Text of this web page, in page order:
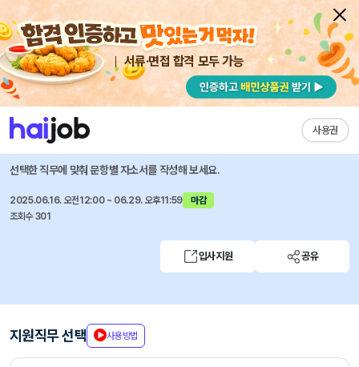
서류·면접 합격 모두 가능
사용권
채용공고 자소서 자유항목 자소서 내 작성목록
에너지머티리얼즈
에너지머티리얼즈 부문별 현장직(계약직) 채용
선택한 직무에 맞춰 문항별 자소서를 작성해 보세요.
2025.06.16. 오전12:00 ~ 06.29. 오후11:59
마감
조회수 301
입사지원 공유
지원직무 선택 사용방법